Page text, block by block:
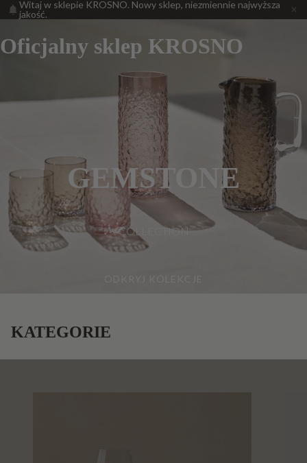
Witaj w sklepie KROSNO. Nowy sklep, niezmiennie najwyższa
jakość.
Oficjalny sklep KROSNO
GEMSTONE
COLLECTION
KATEGORIE